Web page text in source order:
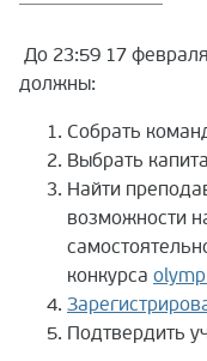
До 23:59 17
должны:
Собрать
Выбрать
Найти
возможности
конкурса olymp
Подтвердить